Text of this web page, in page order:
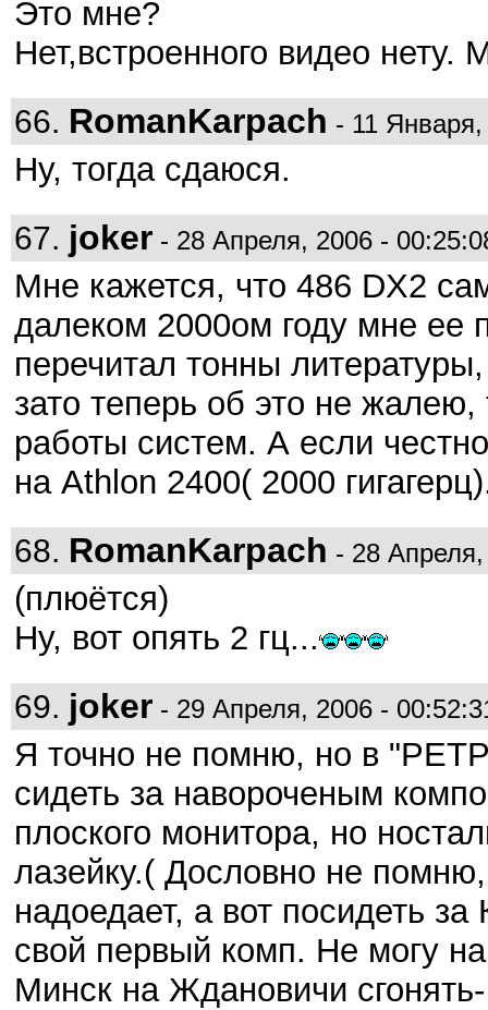
Это мне?
Нет,встроенного видео
66. RomanKarpach - 11
Ну, тогда сдаюся.
67. joker - 28 Апреля, 2006 -
Мне кажется, что 486 DX2
далеком 2000ом году мне ее
перечитал тонны
зато теперь об это не
работы систем. А если
на Athlon 2400( 2000
68. RomanKarpach - 28
(плюётся)
Ну, вот опять 2 гц...
69. joker - 29 Апреля, 2006 -
Я точно не помню, но в
сидеть за навороченым
плоского монитора, но
лазейку.( Дословно не
надоедает, а вот посидеть
свой первый комп. Не могу
Минск на Ждановичи